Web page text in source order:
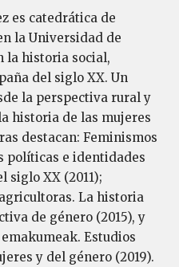
es catedrática de
la Universidad de
la historia social,
del siglo XX. Un
la perspectiva rural y
historia de las mujeres
destacan: Feminismos
políticas e identidades
siglo XX (2011);
La historia
de género (2015), y
Estudios
y del género (2019).